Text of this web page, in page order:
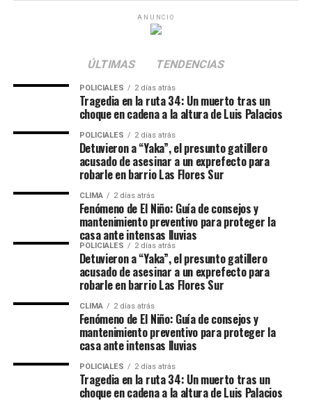
La razón detrás de este desfasaje temporal se remonta a
las decisiones estratégicas que tomaron YPF y el resto
de las petroleras a comienzos de abril. En pleno pico de
la crisis de Medio Oriente, el barril de crudo Brent (la
referencia que utiliza nuestro mercado) se disparó desde
la franja de los 70 dólares hasta rozar un techo de 126
Para evitar un impacto letal en el bolsillo de los
automovilistas, las compañías aplicaron un colchón
los combustibles tendrían que haber aumentado
alrededor de un 36 o 37%. Sin embargo, el ajuste fue de
aproximadamente un 25%», precisó Stella.
Ese margen de casi doce puntos porcentuales que las
empresas «absorbieron» en su momento es el que
buscarán recuperar ahora. Por ende, aunque la materia
prima se abarató con fuerza, los surtidores mantendrán
una meseta en el corto plazo mientras las operadoras
nivelan sus finanzas, un proceso que se extenderá por
las próximas semanas.
De los commodities globales al dilema
ANUNCIO
ÚLTIMAS TENDENCIAS
POLICIALES 2 días atrás
Tragedia en la ruta 34: Un muerto tras un
choque en cadena a la altura de Luis Palacios
POLICIALES 2 días atrás
Detuvieron a “Yaka”, el presunto gatillero
acusado de asesinar a un exprefecto para
robarle en barrio Las Flores Sur
CLIMA 2 días atrás
Fenómeno de El Niño: Guía de consejos y
mantenimiento preventivo para proteger la
casa ante intensas lluvias
POLICIALES 2 días atrás
Detuvieron a “Yaka”, el presunto gatillero
acusado de asesinar a un exprefecto para
robarle en barrio Las Flores Sur
CLIMA 2 días atrás
Fenómeno de El Niño: Guía de consejos y
mantenimiento preventivo para proteger la
casa ante intensas lluvias
POLICIALES 2 días atrás
Tragedia en la ruta 34: Un muerto tras un
choque en cadena a la altura de Luis Palacios